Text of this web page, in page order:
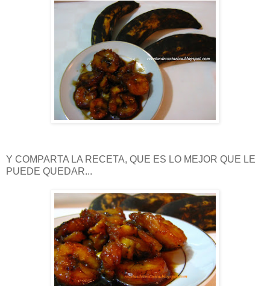
Y COMPARTA LA RECETA, QUE ES LO MEJOR QUE LE
PUEDE QUEDAR...